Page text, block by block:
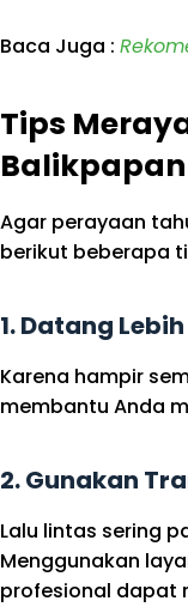
Baca Juga :
Tips
Agar perayaan
berikut beberapa
1. Datang
Karena hampir
membantu Anda
2. Gunakan
Lalu lintas sering
Menggunakan
profesional dapat